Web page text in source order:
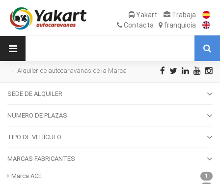
Yakart
Trabaja
Contacta
franquicia
Alquiler de autocaravanas de la Marca
SEDE DE ALQUILER
NÚMERO DE PLAZAS
TIPO DE VEHÍCULO
MARCAS FABRICANTES
1
Marca ACE